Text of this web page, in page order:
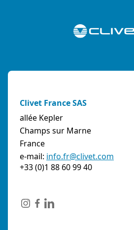
Clivet France SAS
allée Kepler
Champs sur Marne
France
e-mail: info.fr@clivet.com
+33 (0)1 88 60 99 40